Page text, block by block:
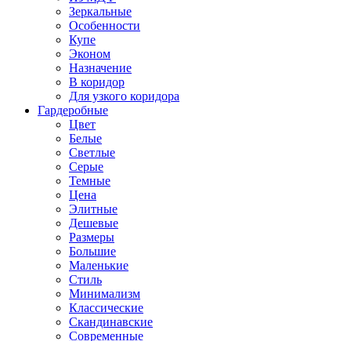
Зеркальные
Особенности
Купе
Эконом
Назначение
В коридор
Для узкого коридора
Гардеробные
Цвет
Белые
Светлые
Серые
Темные
Цена
Элитные
Дешевые
Размеры
Большие
Маленькие
Стиль
Минимализм
Классические
Скандинавские
Современные